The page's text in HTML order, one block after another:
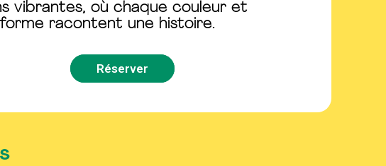
vibrantes, où chaque couleur et
racontent une histoire.
Réserver